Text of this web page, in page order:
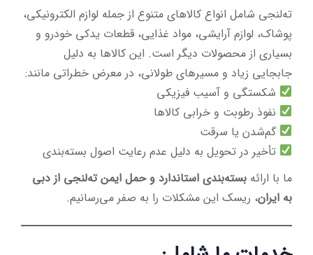
ته‌لنجی شامل انواع کالاهای متنوع از جمله لوازم الکترونیکی،
پوشاک، لوازم آرایشی، مواد غذایی، قطعات یدکی خودرو و
بسیاری از محصولات دیگر است. این کالاها به دلیل
جابجایی زیاد و مسیرهای طولانی، در معرض خطراتی مانند:
شکستگی و آسیب فیزیکی
نفوذ رطوبت و خرابی کالاها
گم‌شدن یا سرقت
تأخیر در تحویل به دلیل عدم رعایت اصول بسته‌بندی
ما با ارائه بسته‌بندی استاندارد و حمل ایمن ته‌لنجی از دبی
به ایران، ریسک این مشکلات را به صفر می‌رسانیم.